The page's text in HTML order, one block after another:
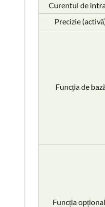
Curentul de
Precizie
Funcția de bază
Funcția